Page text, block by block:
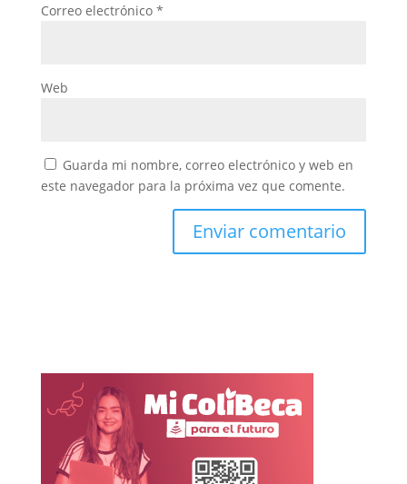
Correo electrónico *
Web
Guarda mi nombre, correo electrónico y web en
este navegador para la próxima vez que comente.